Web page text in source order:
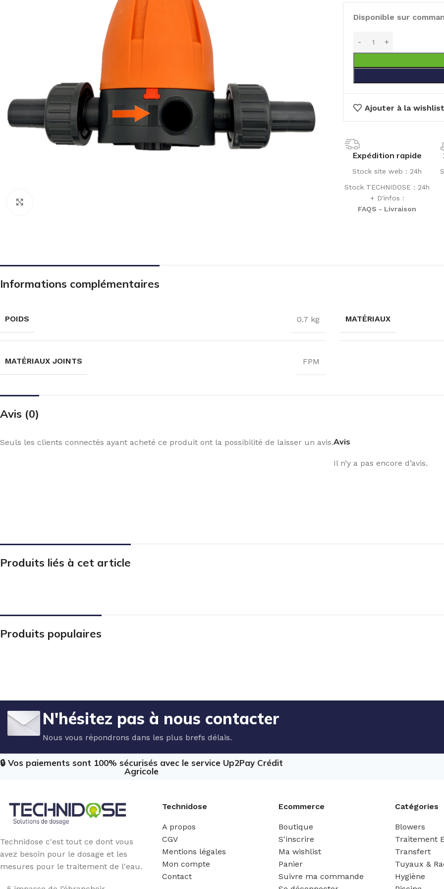
Disponible sur
Ajouter à la
Expédition rapide
Stock site web : 24h
Stock TECHNIDOSE : 24h
+ D'infos :
FAQS - Livraison
Informations complémentaires
POIDS 0.7 kg MATÉRIAUX
MATÉRIAUX JOINTS FPM
Avis (0)
Avis
Il n’y a pas encore d’avis.
Seuls les clients connectés ayant acheté ce produit ont la possibilité de laisser un avis.
Produits liés à cet article
Produits populaires
N'hésitez pas à nous contacter
Nous vous répondrons dans les plus brefs délais.
🔒 Vos paiements sont 100% sécurisés avec le service Up2Pay Crédit
Agricole
Technidose c'est tout ce dont vous
avez besoin pour le dosage et les
mesures pour le traitement de l'eau.
Technidose
A propos
CGV
Mentions légales
Mon compte
Contact
Ecommerce
Boutique
S'inscrire
Ma wishlist
Panier
Suivre ma commande
Catégories
Blowers
Traitement
Transfert
Tuyaux &
Hygiène